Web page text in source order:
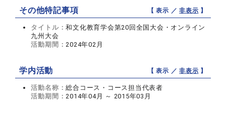
その他特記事項 【 表示 ／非表示 】
タイトル：和文化教育学会第20回全国大会・オンライン
九州大会
活動期間：2024年02月
学内活動 【 表示 ／非表示 】
活動名称：総合コース・コース担当代表者
活動期間：2014年04月 ～ 2015年03月